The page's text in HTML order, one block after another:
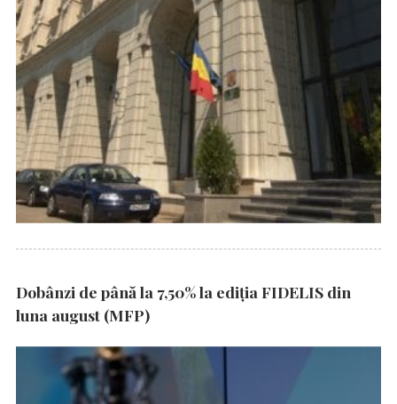
Dobânzi de până la 7,50% la ediția FIDELIS din
luna august (MFP)